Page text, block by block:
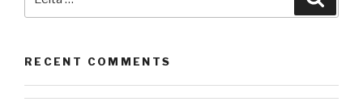
að:
RECENT COMMENTS